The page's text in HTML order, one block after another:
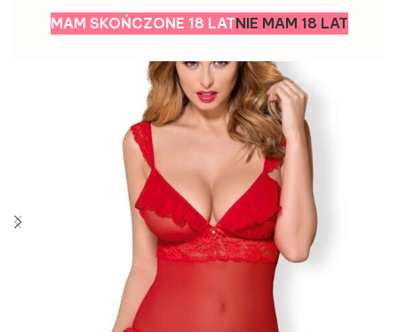
MAM SKOŃCZONE 18 LATNIE MAM 18 LAT